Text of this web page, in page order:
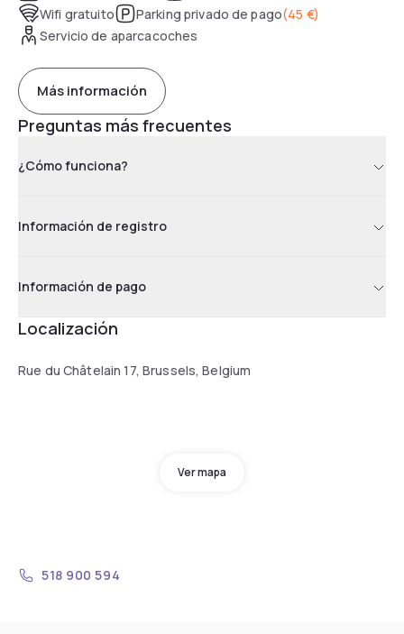
son especialmente valoradas por los huéspedes.
Wifi gratuito
Parking privado de pago(45 €)
Servicio de aparcacoches
Más información
Preguntas más frecuentes
¿Cómo funciona?
Información de registro
Información de pago
Localización
Rue du Châtelain 17, Brussels, Belgium
Ver mapa
518 900 594